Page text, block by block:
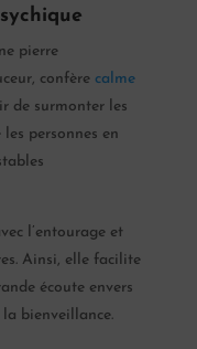
pierre
confère calme
de surmonter les
personnes en
l’entourage et
Ainsi, elle facilite
écoute envers
bienveillance.